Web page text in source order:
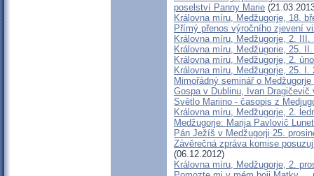
poselství Panny Marie
Královna míru, Medžugorje, 18.
Přímý přenos výročního zjevení
Královna míru, Medžugorje, 2.
Královna míru, Medžugorie, 25.
Královna míru, Medžugorje, 2.
Královna míru, Medžugorje, 25.
Mimořádný seminář o
Gospa v Dublinu, Ivan
Světlo Mariino - časopis z
Královna míru, Medžugorje, 2.
Medžugorje: Marija Pavlovič
Pán Ježíš v Medžugorji 25.
Závěrečná zpráva komise
(06.12.2012)
Královna míru, Medžugorje, 2.